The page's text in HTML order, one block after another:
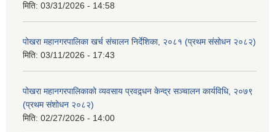
मिति: 03/31/2026 - 14:58
पोखरा महानगरपालिका खर्च संचालन निर्देशिका, २०८१ (प्रथम संसोधन २०८२)
मिति: 03/11/2026 - 17:43
पोखरा महानगरपालिकाको व्यवसाय प्रवद्र्धन केन्द्र सञ्चालन कार्यविधि, २०७९
(प्रथम संशोधन २०८२)
मिति: 02/27/2026 - 14:00